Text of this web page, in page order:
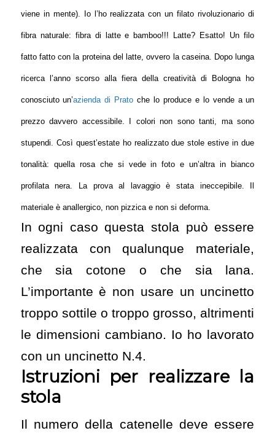
viene in mente). Io l’ho realizzata con un filato rivoluzionario di
fibra naturale: fibra di latte e bamboo!!! Latte? Esatto! Un filo
fatto fatto con la proteina del latte, ovvero la caseina. Dopo lunga
ricerca l’anno scorso alla fiera della creatività di Bologna ho
conosciuto un’azienda di Prato che lo produce e lo vende a un
prezzo davvero accessibile. I colori non sono tanti, ma sono
stupendi. Così quest’estate ho realizzato due stole estive in due
tonalità: quella rosa che si vede in foto e un’altra in bianco
profilata nera. La prova al lavaggio è stata ineccepibile. Il
materiale è anallergico, non pizzica e non si deforma.
In ogni caso questa stola può essere
realizzata con qualunque materiale,
che sia cotone o che sia lana.
L’importante è non usare un uncinetto
troppo sottile o troppo grosso, altrimenti
le dimensioni cambiano. Io ho lavorato
con un uncinetto N.4.
Istruzioni per realizzare la
stola
Il numero della catenelle deve essere